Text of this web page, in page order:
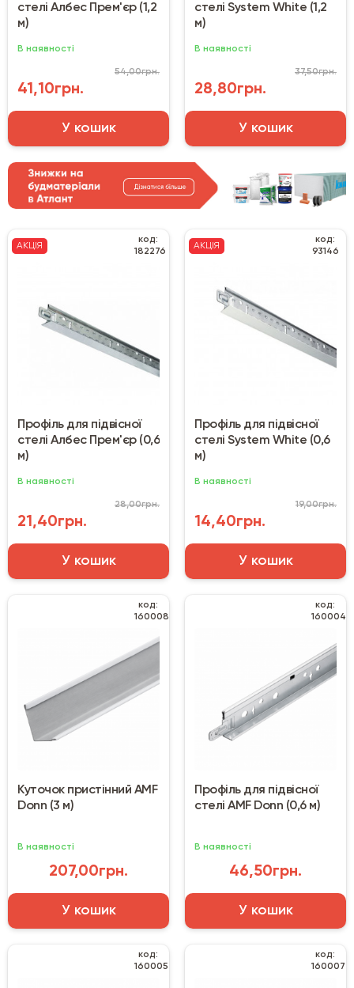
стелі Албес Прем'єр (1,2
м)
В наявності
41,10грн.
54,00грн.
У кошик
стелі System White (1,2
м)
В наявності
28,80грн.
37,50грн.
У кошик
АКЦІЯ
код:
182276
Профіль для підвісної
стелі Албес Прем'єр (0,6
м)
В наявності
21,40грн.
28,00грн.
У кошик
АКЦІЯ
код:
93146
Профіль для підвісної
стелі System White (0,6
м)
В наявності
14,40грн.
19,00грн.
У кошик
код:
160008
Куточок пристінний AMF
Donn (3 м)
В наявності
207,00грн.
У кошик
код:
160004
Профіль для підвісної
стелі AMF Donn (0,6 м)
В наявності
46,50грн.
У кошик
код:
160005
код:
160007